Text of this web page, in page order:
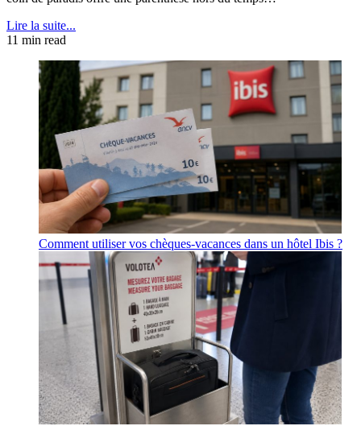
Lire la suite...
11 min read
Comment utiliser vos chèques-vacances dans un hôtel Ibis ?